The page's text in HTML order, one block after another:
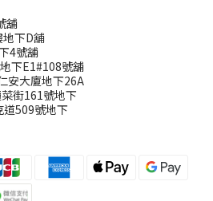
舖
下D舖
4號舖
下E1#108號舖
安大廈地下26A
街161號地下
509號地下